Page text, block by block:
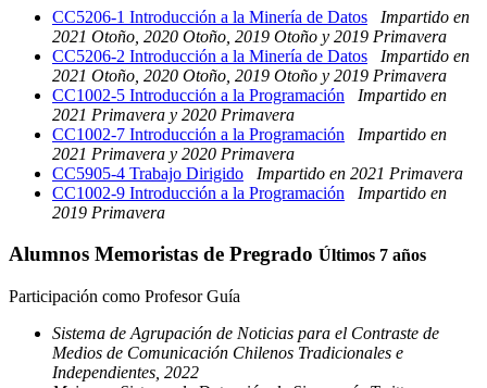
CC5206-1 Introducción a la Minería de Datos
Impartido en
2021 Otoño, 2020 Otoño, 2019 Otoño y 2019 Primavera
CC5206-2 Introducción a la Minería de Datos
Impartido en
2021 Otoño, 2020 Otoño, 2019 Otoño y 2019 Primavera
CC1002-5 Introducción a la Programación
Impartido en
2021 Primavera y 2020 Primavera
CC1002-7 Introducción a la Programación
Impartido en
2021 Primavera y 2020 Primavera
CC5905-4 Trabajo Dirigido
Impartido en 2021 Primavera
CC1002-9 Introducción a la Programación
Impartido en
2019 Primavera
Alumnos Memoristas de Pregrado Últimos 7 años
Participación como Profesor Guía
Sistema de Agrupación de Noticias para el Contraste de
Medios de Comunicación Chilenos Tradicionales e
Independientes, 2022